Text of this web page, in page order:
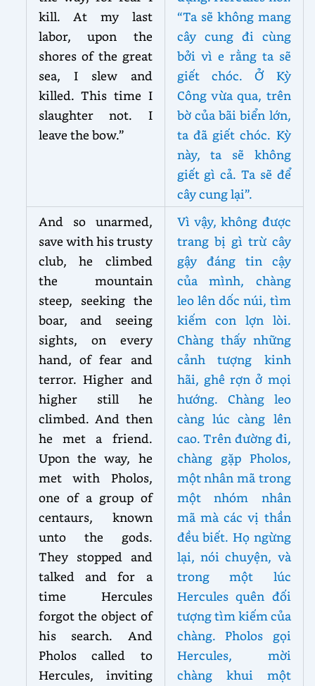
kill. At my last
labor, upon the
shores of the great
sea, I slew and
killed. This time I
slaughter not. I
leave the bow.”
“Ta sẽ không mang
cây cung đi cùng
bởi vì e rằng ta sẽ
giết chóc. Ở Kỳ
Công vừa qua, trên
bờ của bãi biển lớn,
ta đã giết chóc. Kỳ
này, ta sẽ không
giết gì cả. Ta sẽ để
cây cung lại”.
And so unarmed,
save with his trusty
club, he climbed
the mountain
steep, seeking the
boar, and seeing
sights, on every
hand, of fear and
terror. Higher and
higher still he
climbed. And then
he met a friend.
Upon the way, he
met with Pholos,
one of a group of
centaurs, known
unto the gods.
They stopped and
talked and for a
time Hercules
forgot the object of
his search. And
Pholos called to
Hercules, inviting
Vì vậy, không được
trang bị gì trừ cây
gậy đáng tin cậy
của mình, chàng
leo lên dốc núi, tìm
kiếm con lợn lòi.
Chàng thấy những
cảnh tượng kinh
hãi, ghê rợn ở mọi
hướng. Chàng leo
càng lúc càng lên
cao. Trên đường đi,
chàng gặp Pholos,
một nhân mã trong
một nhóm nhân
mã mà các vị thần
đều biết. Họ ngừng
lại, nói chuyện, và
trong một lúc
Hercules quên đối
tượng tìm kiếm của
chàng. Pholos gọi
Hercules, mời
chàng khui một